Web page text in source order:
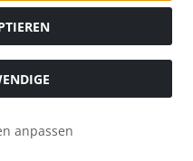
anpassen